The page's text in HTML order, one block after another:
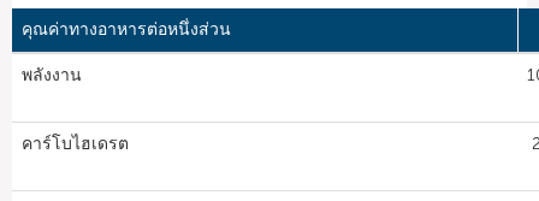
คุณค่าทางอาหารต่อหนึ่งส่วน
พลังงาน
คาร์โบไฮเดรต